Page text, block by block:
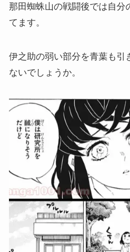
那田蜘蛛山の戦闘後では自分
てます。
伊之助の弱い部分を青葉も引
ないでしょうか。